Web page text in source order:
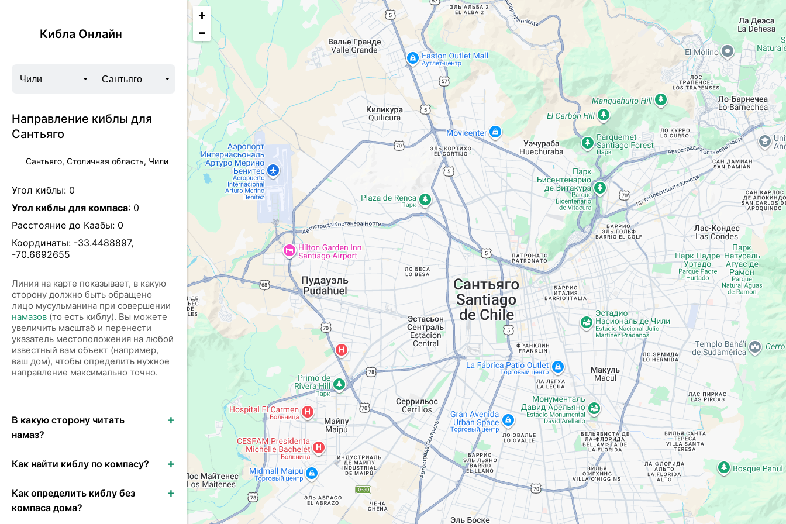
+
−
Кибла Онлайн
Чили Сантьяго
Направление киблы для
Сантьяго
Сантьяго, Столичная область, Чили
Угол киблы: 0
Угол киблы для компаса: 0
Расстояние до Каабы: 0
Координаты: -33.4488897,
-70.6692655
Линия на карте показывает, в какую
сторону должно быть обращено
лицо мусульманина при совершении
намазов (то есть киблу). Вы можете
увеличить масштаб и перенести
указатель местоположения на любой
известный вам объект (например,
ваш дом), чтобы определить нужное
направление максимально точно.
В какую сторону читать
намаз?
Как найти киблу по компасу?
Как определить киблу без
компаса дома?